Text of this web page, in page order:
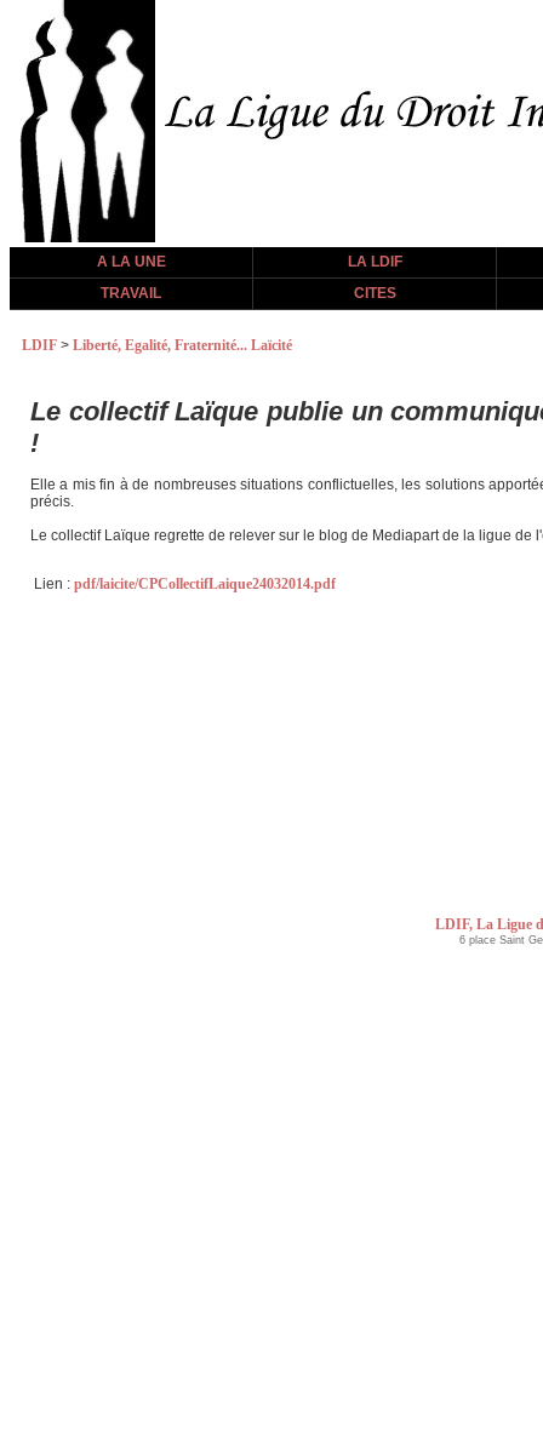
A LA UNE
LA LDIF
TRAVAIL
CITES
LDIF > Liberté, Egalité, Fraternité... Laïcité
Le collectif Laïque publie un
!
Elle a mis fin à de nombreuses situations conflictuelles, les solutions
précis.
Le collectif Laïque regrette de relever sur le blog de Mediapart de la ligue
Lien : pdf/laicite/CPCollectifLaique24032014.pdf
LDIF, La Ligue
6 place Saint